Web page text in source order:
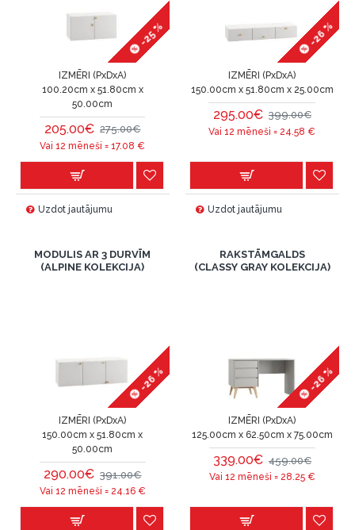
-25 %
IZMĒRI (PxDxA)
100.20cm x 51.80cm x
50.00cm
205.00€ 275.00€
Vai 12 mēneši =17.08 €
Uzdot jautājumu
-26 %
IZMĒRI (PxDxA)
150.00cm x 51.80cm x 25.00cm
295.00€ 399.00€
Vai 12 mēneši = 24.58 €
Uzdot jautājumu
MODULIS AR 3 DURVĪM
(ALPINE KOLEKCIJA)
-26 %
IZMĒRI (PxDxA)
150.00cm x 51.80cm x
50.00cm
290.00€ 391.00€
Vai 12 mēneši = 24.16€
RAKSTĀMGALDS
(CLASSY GRAY KOLEKCIJA)
-26 %
IZMĒRI (PxDxA)
125.00cm x 62.50cm x 75.00cm
339.00€ 459.00€
Vai 12 mēneši = 28.25€